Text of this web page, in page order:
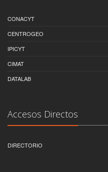
CONACYT
CENTROGEO
IPICYT
CIMAT
DATALAB
Accesos Directos
DIRECTORIO